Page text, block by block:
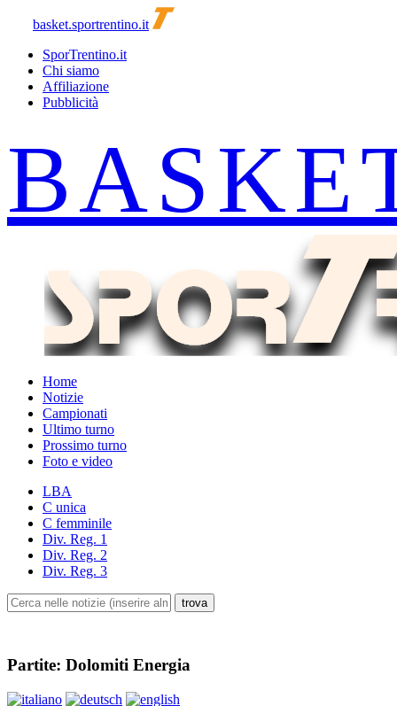
basket.sportrentino.it
SporTrentino.it
Chi siamo
Affiliazione
Pubblicità
Home
Notizie
Campionati
Ultimo turno
Prossimo turno
Foto e video
LBA
C unica
C femminile
Div. Reg. 1
Div. Reg. 2
Div. Reg. 3
Partite: Dolomiti Energia